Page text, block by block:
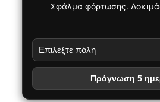
Σφάλμα φόρτωσης.
Πρόγνωση 5